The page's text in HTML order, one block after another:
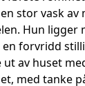
stor vask av
Hun ligger
forvridd
ut av huset
med tanke